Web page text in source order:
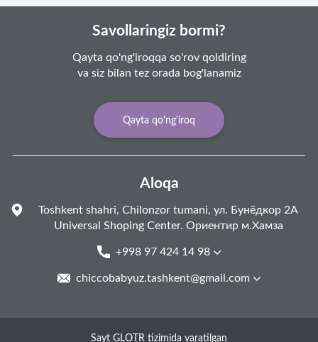
Savollaringiz bormi?
Qayta qo'ng'iroqqa so'rov qoldiring
va siz bilan tez orada bog'lanamiz
Qayta qo'ng'iroq
Aloqa
Toshkent shahri, Chilonzor tumani, ул. Бунёдкор 2А
Universal Shoping Center. Ориентир м.Хамза
+998 97 424 14 98
chiccobabyuz.tashkent@gmail.com
Sayt GLOTR tizimida yaratilgan